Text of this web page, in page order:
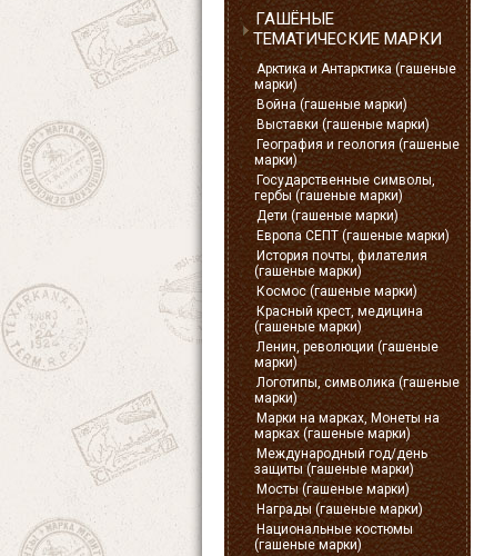
ГАШЁНЫЕ
ТЕМАТИЧЕСКИЕ МАРКИ
Арктика и Антарктика (гашеные
марки)
Война (гашеные марки)
Выставки (гашеные марки)
География и геология (гашеные
марки)
Государственные символы,
гербы (гашеные марки)
Дети (гашеные марки)
Европа СЕПТ (гашеные марки)
История почты, филателия
(гашеные марки)
Космос (гашеные марки)
Красный крест, медицина
(гашеные марки)
Ленин, революции (гашеные
марки)
Логотипы, символика (гашеные
марки)
Марки на марках, Монеты на
марках (гашеные марки)
Международный год/день
защиты (гашеные марки)
Мосты (гашеные марки)
Награды (гашеные марки)
Национальные костюмы
(гашеные марки)